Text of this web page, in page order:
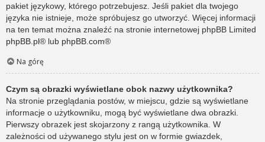
pakiet językowy, którego potrzebujesz. Jeśli pakiet dla twojego
języka nie istnieje, może spróbujesz go utworzyć. Więcej informacji
na ten temat można znaleźć na stronie internetowej phpBB Limited
phpBB.pl® lub phpBB.com®
Na górę
Czym są obrazki wyświetlane obok nazwy użytkownika?
Na stronie przeglądania postów, w miejscu, gdzie są wyświetlane
informacje o użytkowniku, mogą być wyświetlane dwa obrazki.
Pierwszy obrazek jest skojarzony z rangą użytkownika. W
zależności od używanego stylu jest on w formie gwiazdek,